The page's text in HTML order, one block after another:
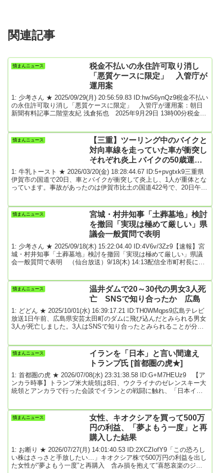
関連記事
憤まんニュース
税金不払いの永住許可取り消し
「悪質ケースに限定」 入管庁が
運用案
1: 少考さん ★ 2025/09/29(月) 20:56:59.83 ID:hwS6ynQz9税金不払い
の永住許可取り消し「悪質ケースに限定」 入管庁が運用案：朝日
新聞有料記事二階堂友紀 浅倉拓也 2025年9月29日 13時00分税金や
日、どういう場合に適用するかの運用案を公表した。この規定は昨
年の法改正で設けられ、2027年4月に施行される。永住許可は原則10
憤まんニュース
【三重】ツーリング中のバイクと
対向車線を走っていた車が衝突し
それぞれ炎上 バイクの50歳運転
手がやけどを負って重体 伊賀市
1: 牛乳トースト ★ 2026/03/20(金) 18:28:44.67 ID:5+pvgtxk9三重県
伊賀市の国道で20日、車とバイクが衝突して炎上し、1人が重体とな
っています。事故があったのは伊賀市比土の国道422号で、20日午前
線を走っていた軽自動車が衝突してそれぞれが炎上し、その火が後
ろから走ってきたツーリング仲間など別のバイク2台にも燃え移った
憤まんニュース
宮城・村井知事「土葬墓地」検討
を撤回「実現は極めて厳しい」県
議会一般質問で表明
1: 少考さん ★ 2025/09/18(木) 15:22:04.40 ID:4V6v/3Zz9【速報】宮
城・村井知事「土葬墓地」検討を撤回「実現は極めて厳しい」県議
会一般質問で表明 （仙台放送）9/18(木) 14:13配信全市町村長に確
を示した。村井知事は「市町村長に電話で確認したところ、受け入
れられないという答えばかりだった。実現は極めて厳しい状況にあ
憤まんニュース
温井ダムで20～30代の男女3人死
亡 SNSで知り合ったか 広島
1: どどん ★ 2025/10/01(水) 16:39:17.21 ID:TH0WMqps9広島テレビ
放送1日午前、広島県安芸太田町のダムに飛び込んだとみられる男女
3人が死亡しました。3人はSNSで知り合ったとみられることが分か
ないか」という旨の通報がありました。その後、20代の男女と30代
の男性とみられる3人が引きあげられましたが、いずれも死亡が確認
憤まんニュース
イランを「日本」と言い間違え
トランプ氏 [首都圏の虎★]
1: 首都圏の虎 ★ 2026/07/08(水) 23:31:38.58 ID:G+M7HEUz9 【ア
ンカラ時事】トランプ米大統領は8日、ウクライナのゼレンスキー大
統領とアンカラで行った会談でイランとの戦闘に触れ、「日本イス
ソースで 最終更新:7/8(水) 23:28引用元: 2: 名無しどんぶらこ
2026/07/08(水) 23:32:13.50 ID:SYwS8bOO0...
憤まんニュース
女性、キオクシアを買って500万
円の利益、「夢よもう一度」と再
購入した結果
1: お断り ★ 2026/07/27(月) 14:01:40.53 ID:2XCZIofY9「この恐ろし
い株はさっさと手放したい…」キオクシア株で500万円の利益を出し
た女性が“夢よもう一度”と再購入 含み損を抱えて“喜怒哀楽のジェ